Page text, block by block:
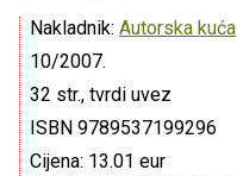
Nakladnik: Autorska kuća
10/2007.
32 str., tvrdi uvez
ISBN 9789537199296
Cijena: 13.01 eur